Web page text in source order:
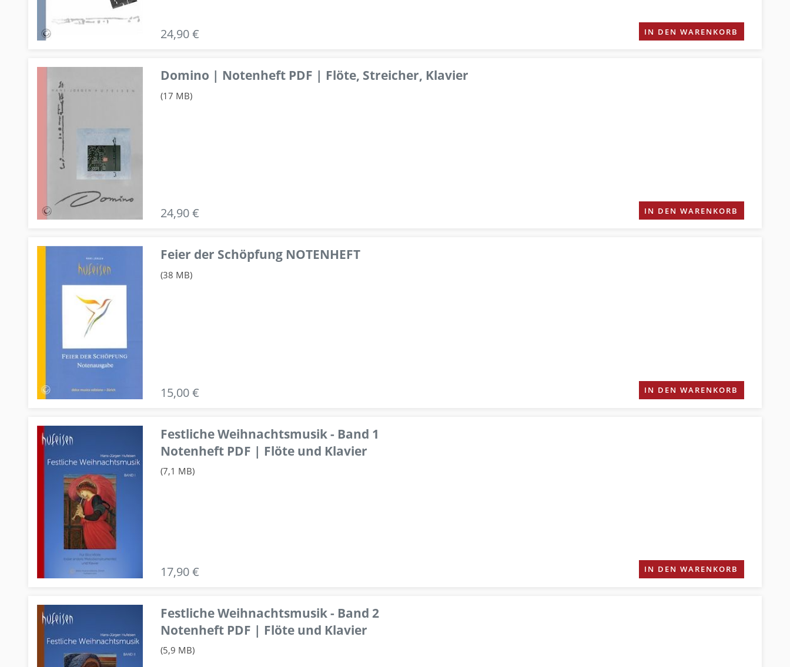
24,90 € IN DEN WARENKORB
Domino | Notenheft PDF | Flöte, Streicher, Klavier
(17 MB)
24,90 € IN DEN WARENKORB
Feier der Schöpfung NOTENHEFT
(38 MB)
15,00 € IN DEN WARENKORB
Festliche Weihnachtsmusik - Band 1
Notenheft PDF | Flöte und Klavier
(7,1 MB)
17,90 € IN DEN WARENKORB
Festliche Weihnachtsmusik - Band 2
Notenheft PDF | Flöte und Klavier
(5,9 MB)